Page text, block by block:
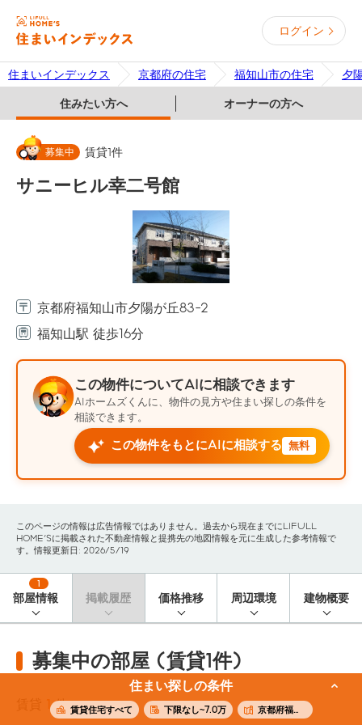
ログイン
住まいインデックス 京都府の住宅 福知山市の住宅 夕
住みたい方へ オーナーの方へ
住まい探しの条件
賃貸住宅すべて 下限なし~7.0万 京都府福知山市
募集中 賃貸1件
サニーヒル幸二号館
京都府福知山市夕陽が丘83-2
福知山駅 徒歩16分
この物件についてAIに相談できます
AIホームズくんに、物件の見方や住まい探しの条件を
相談できます。
この物件をもとにAIに相談する 無料
このページの情報は広告情報ではありません。過去から現在までにLIFULL
HOME'Sに掲載された不動産情報と提携先の地図情報を元に生成した参考情報で
す。情報更新日: 2026/5/19
部屋情報
1
掲載履歴 価格推移 周辺環境 建物概要
募集中の部屋 (賃貸1件)
1 件